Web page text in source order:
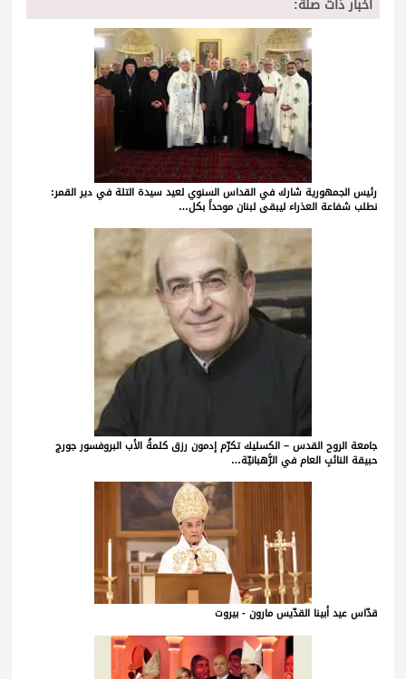
رئيس الجمهورية شارك في القداس السنوي لعيد سيدة التلة في دير القمر:
نطلب شفاعة العذراء ليبقى لبنان موحداً بكل…
جامعة الروح القدس – الكسليك تكرّم إدمون رزق كلمةُ الأب البروفسور جورج
حبيقة النائبِ العام في الرَّهبانيّة…
قدّاس عيد أبينا القدّيس مارون - بيروت